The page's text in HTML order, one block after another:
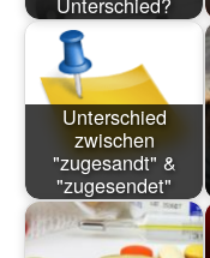
Unterschied
zwischen
"zugesandt" &
"zugesendet"